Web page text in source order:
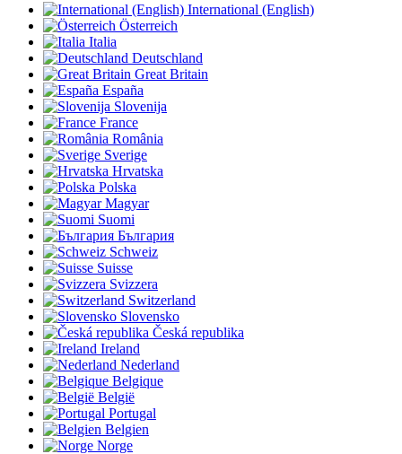
International (English)
Österreich
Italia
Deutschland
Great Britain
España
Slovenija
France
România
Sverige
Hrvatska
Polska
Magyar
Suomi
България
Schweiz
Suisse
Svizzera
Switzerland
Slovensko
Česká republika
Ireland
Nederland
Belgique
België
Portugal
Belgien
Norge